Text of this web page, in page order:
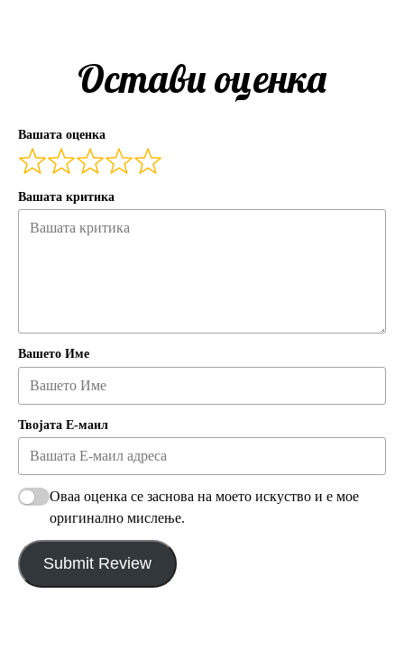
Остави оценка
Вашата оценка
Вашата критика
Вашето Име
Твојата Е-маил
Оваа оценка се заснова на моето искуство и е мое
оригинално мислење.
Submit Review